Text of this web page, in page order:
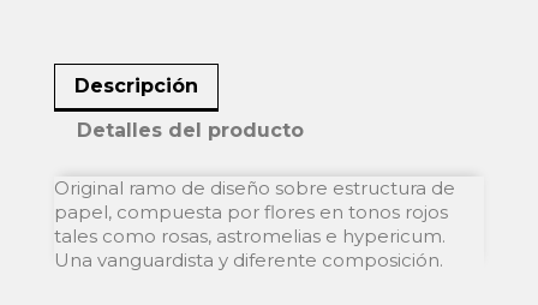
Descripción
Detalles del producto
Original ramo de diseño sobre estructura de
papel, compuesta por flores en tonos rojos
tales como rosas, astromelias e hypericum.
Una vanguardista y diferente composición.